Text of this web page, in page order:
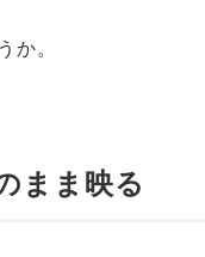
。
まま映る